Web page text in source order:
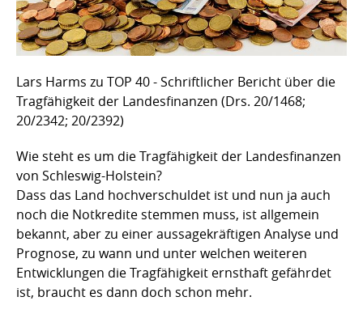
Lars Harms zu TOP 40 - Schriftlicher Bericht über die
Tragfähigkeit der Landesfinanzen (Drs. 20/1468;
20/2342; 20/2392)
Wie steht es um die Tragfähigkeit der Landesfinanzen
von Schleswig-Holstein?
Dass das Land hochverschuldet ist und nun ja auch
noch die Notkredite stemmen muss, ist allgemein
bekannt, aber zu einer aussagekräftigen Analyse und
Prognose, zu wann und unter welchen weiteren
Entwicklungen die Tragfähigkeit ernsthaft gefährdet
ist, braucht es dann doch schon mehr.